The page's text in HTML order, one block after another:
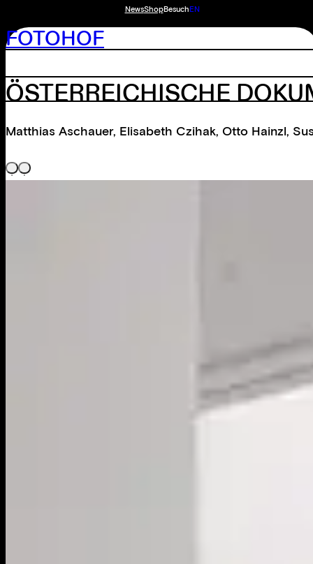
NewsShopBesuchEN
FOTOHOF
ÖSTERREICHISCHE
Matthias Aschauer, Elisabeth Czihak, Otto Hainzl,